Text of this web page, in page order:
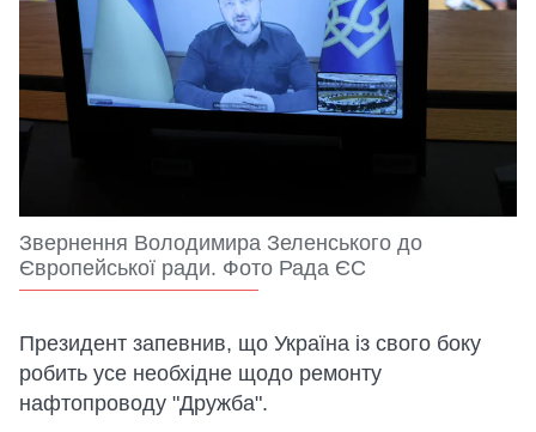
Звернення Володимира Зеленського до
Європейської ради. Фото Рада ЄС
Президент запевнив, що Україна із свого боку
робить усе необхідне щодо ремонту
нафтопроводу "Дружба".